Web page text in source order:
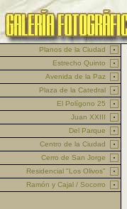
Planos de la Ciudad
Estrecho Quinto
Avenida de la Paz
Plaza de la Catedral
El Polígono 25
Juan XXIII
Del Parque
Centro de la Ciudad
Cerro de San Jorge
Residencial "Los Olivos"
Ramón y Cajal / Socorro